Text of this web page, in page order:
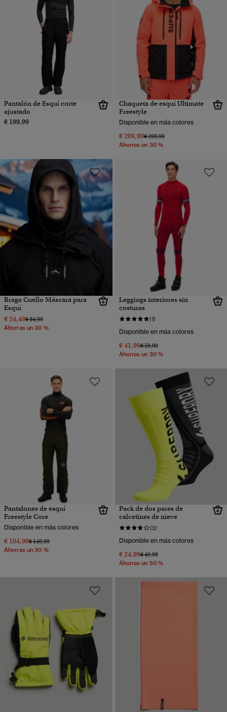
Pantalón de Esquí corte
ajustado
€ 199,99
Chaqueta de esquí Ultimate
Freestyle
Disponible en más colores
€ 209,99Precio rebajado de
€ 299,99a
Ahorras un 30 %
Braga Cuello Máscara para
Esquí
€ 24,49Precio rebajado de
€ 34,99a
Ahorras un 30 %
Leggings interiores sin
costuras
(1)
Disponible en más colores
€ 41,99Precio rebajado de
€ 59,99a
Ahorras un 30 %
Pantalones de esquí
Freestyle Core
Disponible en más colores
€ 104,99Precio rebajado de
€ 149,99a
Ahorras un 30 %
Pack de dos pares de
calcetines de nieve
(3)
Disponible en más colores
€ 24,99Precio rebajado de
€ 49,99a
Ahorras un 50 %